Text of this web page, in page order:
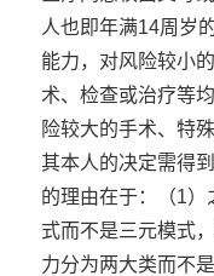
人也即年满14周岁
能力，对风险较小
术、检查或治疗等
险较大的手术、特
其本人的决定需得
的理由在于：（1
式而不是三元模式
力分为两大类而不